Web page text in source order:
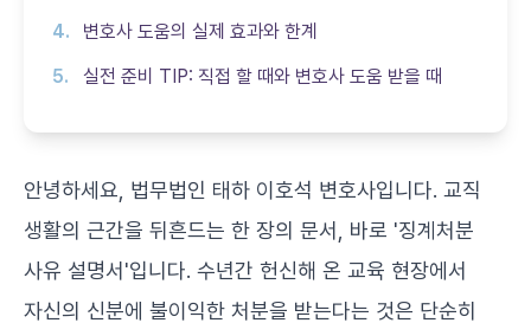
변호사 도움의 실제 효과와 한계
실전 준비 TIP: 직접 할 때와 변호사 도움 받을 때
안녕하세요, 법무법인 태하 이호석 변호사입니다. 교직
생활의 근간을 뒤흔드는 한 장의 문서, 바로 '징계처분
사유 설명서'입니다. 수년간 헌신해 온 교육 현장에서
자신의 신분에 불이익한 처분을 받는다는 것은 단순히